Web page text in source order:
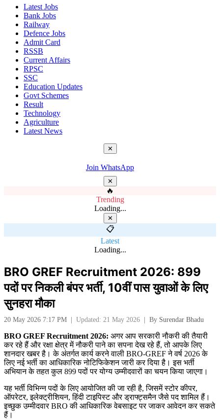
Latest Jobs
Bank Jobs
Railway
Defence Jobs
Admit Card
RSSB
Current Affairs
RPSC
SSC
Education Updates
Govt Schemes
Result
Technology
Agriculture
Latest News
✕
Join WhatsApp
✕
🔥
Trending
Loading...
✕
📋
Latest
Loading...
BRO GREF Recruitment 2026: 899
पदों पर निकली बंपर भर्ती, 10वीं पास युवाओं के लिए
सुनहरा मौका
20 May 2026 7:17 PM | Updated: 21 May 2026 | By Surendar Bhadu
BRO GREF Recruitment 2026: अगर आप सरकारी नौकरी की तैयारी
कर रहे हैं और रक्षा क्षेत्र में नौकरी पाने का सपना देख रहे हैं, तो आपके लिए
शानदार खबर है। के अंतर्गत कार्य करने वाली BRO-GREF ने वर्ष 2026 के
लिए नई भर्ती का आधिकारिक नोटिफिकेशन जारी कर दिया है। इस भर्ती
अभियान के तहत कुल 899 पदों पर योग्य उम्मीदवारों का चयन किया जाएगा।
यह भर्ती विभिन्न पदों के लिए आयोजित की जा रही है, जिसमें स्टोर कीपर,
ऑपरेटर, इलेक्ट्रीशियन, हिंदी टाइपिस्ट और ड्राफ्ट्समैन जैसे पद शामिल हैं।
इच्छुक उम्मीदवार BRO की आधिकारिक वेबसाइट पर जाकर आवेदन कर सकते
हैं।